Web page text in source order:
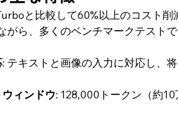
と比較して60%以上のコスト削
がら、多くのベンチマークテスト
: テキストと画像の入力に対応し、
ィンドウ: 128,000トークン（約